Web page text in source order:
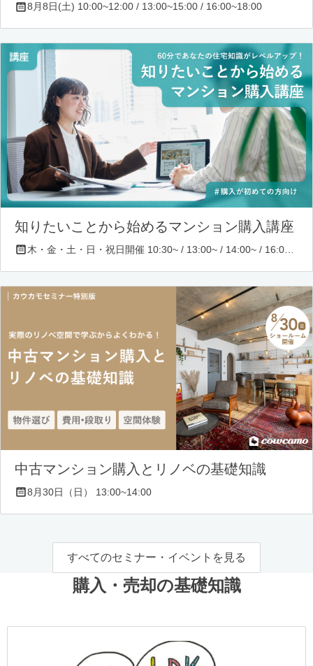
8月8日(土) 10:00~12:00 / 13:00~15:00 / 16:00~18:00
知りたいことから始めるマンション購入講座
中古マンション購入とリノベの基礎知識
8月30日（日） 13:00~14:00
すべてのセミナー・イベントを見る
購入・売却の基礎知識